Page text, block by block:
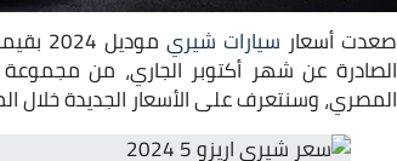
صعدت أسعار سيارات شيري
الصادرة عن شهر أكتوبر الجاري، من
المصري، وسنتعرف على الأسعار الجديدة خلال